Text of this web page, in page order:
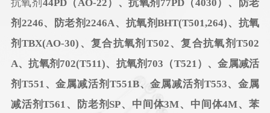
抗氧剂 44PD（AO-22）、抗氧剂77PD（4030）、
防老
剂 2246、 防老剂2246A、抗氧剂BHT(T501,264)、 抗氧
剂TBX(AO-30) 、复合抗氧剂 T502、复合抗氧剂T502
A、抗氧剂 702(T511)、抗氧剂 703 （T521）、金属减活
剂 T551 、金属减活剂 T551B、金属减活剂 T553、金属
减活剂T561、防老剂SP、中间体3M、中间体4M、苯